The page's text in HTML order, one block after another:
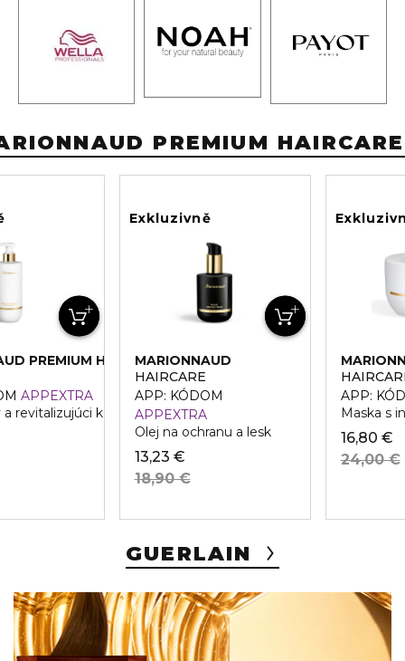
PREMIUM HAIRCARE
PREMIUM HAIR CARE
APPEXTRA
revitalizujúci kondicionér
Exkluzivně
MARIONNAUD
PREMIUM HAIR CARE
HAIRCARE
APP: KÓDOM
APPEXTRA
Olej na ochranu a lesk
13,23 €
18,90 €
APP:
Maska s
16,80 €
24,00 €
GUERLAIN